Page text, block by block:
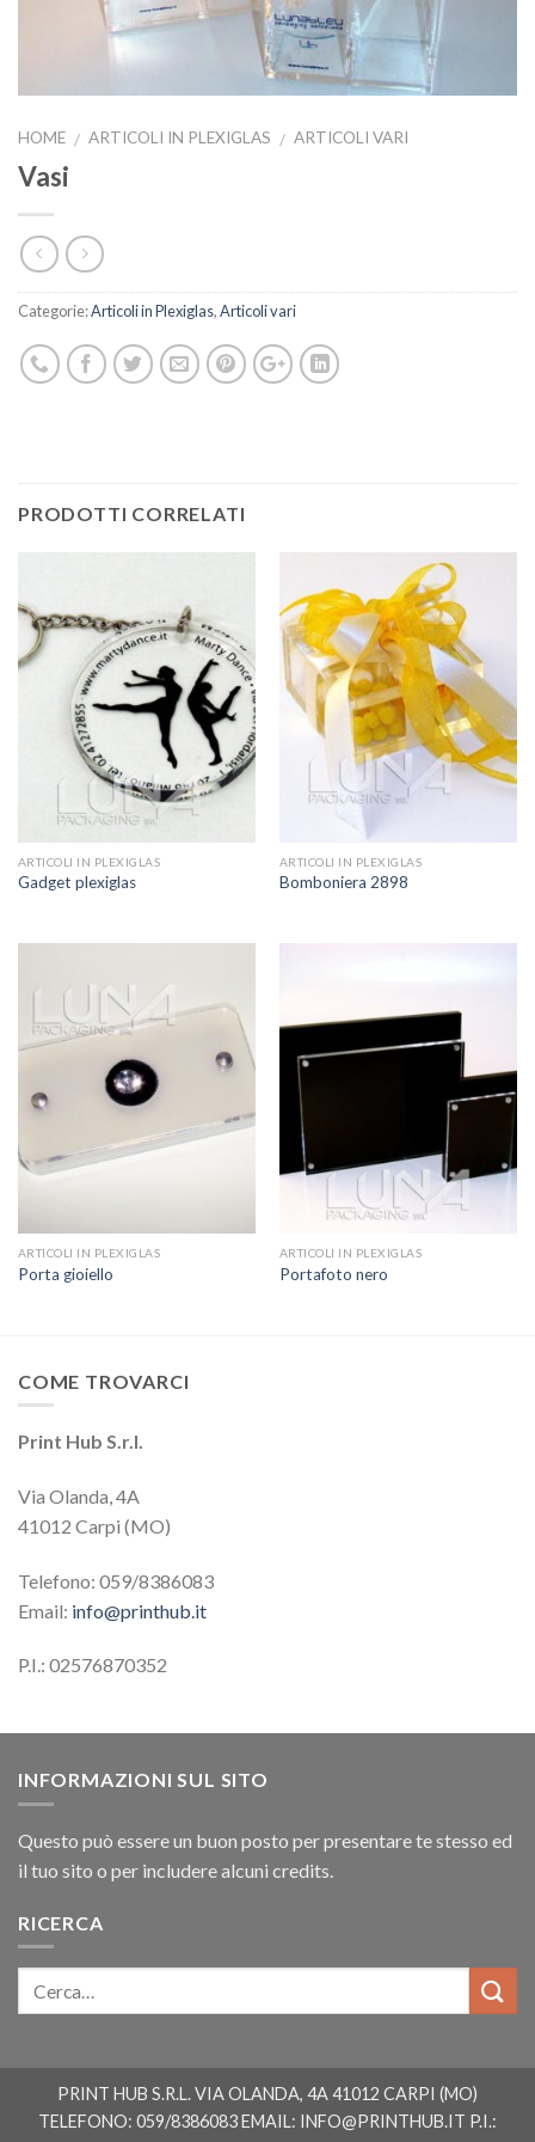
HOME / ARTICOLI IN PLEXIGLAS / ARTICOLI VARI
Vasi
Categorie:Articoli in Plexiglas,Articoli vari
PRODOTTI CORRELATI
ARTICOLI IN PLEXIGLAS
Gadget plexiglas
ARTICOLI IN PLEXIGLAS
Bomboniera 2898
ARTICOLI IN PLEXIGLAS
Porta gioiello
ARTICOLI IN PLEXIGLAS
Portafoto nero
COME TROVARCI
Print Hub S.r.l.
Via Olanda, 4A
41012 Carpi (MO)
Telefono: 059/8386083
Email: info@printhub.it
P.I.: 02576870352
INFORMAZIONI SUL SITO
Questo può essere un buon posto per presentare te stesso ed
il tuo sito o per includere alcuni credits.
RICERCA
PRINT HUB S.R.L. VIA OLANDA, 4A 41012 CARPI (MO)
TELEFONO: 059/8386083 EMAIL: INFO@PRINTHUB.IT P.I.: